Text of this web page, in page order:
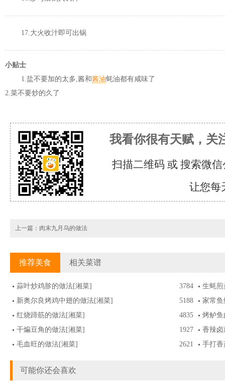
17.大火收汁即可出锅
小贴士
1.盐不要加的太多,酱和酱油蚝油都有咸味了
2.菜不要炒的久了
我看你很有天赋，关
扫描二维码 或 搜索微
让您每
上一篇： 肉末九月乌的做法
推荐美食 相关菜谱
3784
蒜叶炒鸡胗的做法[湘菜]
生蚝
5188
新奥尔良烤鸡中翅的做法[湘菜]
家常
4835
红烧蹄筋的做法[湘菜]
烤鲈
1927
干煸豆角的做法[湘菜]
香辣
2621
毛血旺的做法[湘菜] 手打
可能你还会喜欢